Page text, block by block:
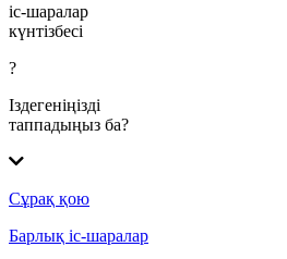
іс-шаралар
күнтізбесі
?
Іздегеніңізді
таппадыңыз ба?
Сұрақ қою
Барлық іс-шаралар